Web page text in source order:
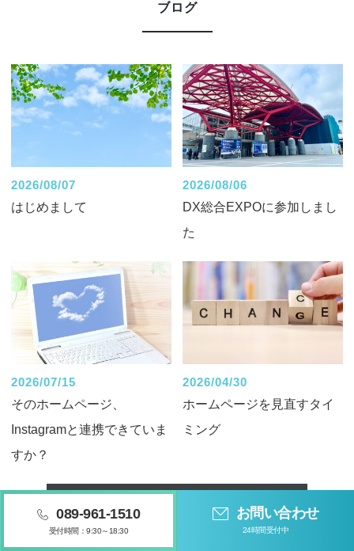
ブログ
2026/08/07
はじめまして
2026/08/06
DX総合EXPOに参加しまし
た
2026/07/15
そのホームページ、
Instagramと連携できていま
すか？
2026/04/30
ホームページを見直すタイ
ミング
VIEW MORE
089-961-1510
受付時間：9:30～18:30
お問い合わせ
24時間受付中